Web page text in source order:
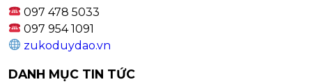
097 478 5033
097 954 1091
zukoduydao.vn
DANH MỤC TIN TỨC